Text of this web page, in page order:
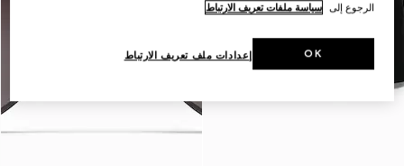
الرجوع إلى سياسة ملفات تعريف الارتباط
إعدادات ملف تعريف الارتباط OK